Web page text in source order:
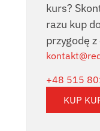
kurs?
razu kup
przygodę
+48 515
KUP